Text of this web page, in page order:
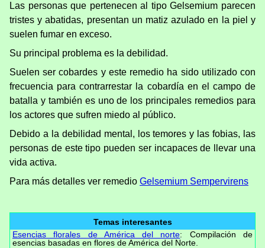
Las personas que pertenecen al tipo Gelsemium parecen
tristes y abatidas, presentan un matiz azulado en la piel y
suelen fumar en exceso.
Su principal problema es la debilidad.
Suelen ser cobardes y este remedio ha sido utilizado con
frecuencia para contrarrestar la cobardía en el campo de
batalla y también es uno de los principales remedios para
los actores que sufren miedo al público.
Debido a la debilidad mental, los temores y las fobias, las
personas de este tipo pueden ser incapaces de llevar una
vida activa.
Para más detalles ver remedio Gelsemium Sempervirens
Temas interesantes
Esencias florales de América del norte: Compilación de
esencias basadas en flores de América del Norte.